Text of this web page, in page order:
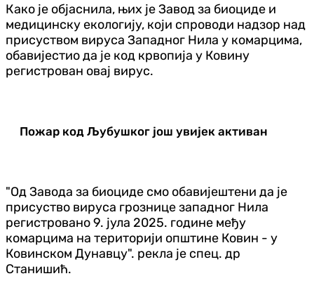
Како је објаснила, њих је Завод за биоциде и
медицинску екологију, који спроводи надзор над
присуством вируса Западног Нила у комарцима,
обавијестио да је код крвопија у Ковину
регистрован овај вирус.
Пожар код Љубушког још увијек активан
"Од Завода за биоциде смо обавијештени да је
присуство вируса грознице западног Нила
регистровано 9. јула 2025. године међу
комарцима на територији општине Ковин - у
Ковинском Дунавцу". рекла је спец. др
Станишић.